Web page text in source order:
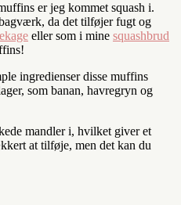
er jeg kommet squash i.
da det tilføjer fugt og
eller som i mine squashbrud
ingredienser disse muffins
som banan, havregryn og
mandler i, hvilket giver et
at tilføje, men det kan du